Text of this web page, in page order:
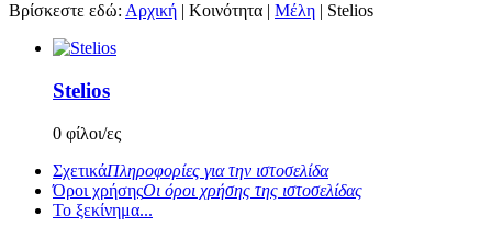
Βρίσκεστε εδώ: Αρχική | Κοινότητα | Μέλη | Stelios
Stelios
0 φίλοι/ες
ΣχετικάΠληροφορίες για την ιστοσελίδα
Όροι χρήσηςΟι όροι χρήσης της ιστοσελίδας
Το ξεκίνημα...